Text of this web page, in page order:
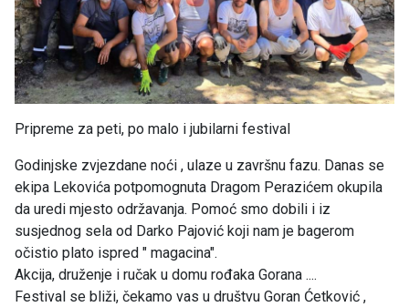
Pripreme za peti, po malo i jubilarni festival
Godinjske zvjezdane noći , ulaze u završnu fazu. Danas se
ekipa Lekovića potpomognuta Dragom Perazićem okupila
da uredi mjesto održavanja. Pomoć smo dobili i iz
susjednog sela od Darko Pajović koji nam je bagerom
očistio plato ispred " magacina".
Akcija, druženje i ručak u domu rođaka Gorana ....
Festival se bliži, čekamo vas u društvu Goran Ćetković ,